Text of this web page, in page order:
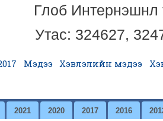
Глоб Интернэшнл
Утас: 324627,
Мэдээ Хэвлэлийн мэдээ
2021 2020 2017 2016